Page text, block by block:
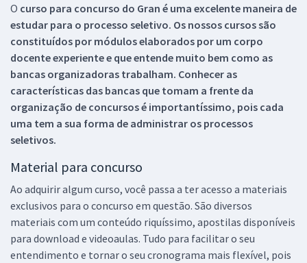
O curso para concurso do Gran é uma excelente maneira de
estudar para o processo seletivo. Os nossos cursos são
constituídos por módulos elaborados por um corpo
docente experiente e que entende muito bem como as
bancas organizadoras trabalham. Conhecer as
características das bancas que tomam a frente da
organização de concursos é importantíssimo, pois cada
uma tem a sua forma de administrar os processos
seletivos.
Material para concurso
Ao adquirir algum curso, você passa a ter acesso a materiais
exclusivos para o concurso em questão. São diversos
materiais com um conteúdo riquíssimo, apostilas disponíveis
para download e videoaulas. Tudo para facilitar o seu
entendimento e tornar o seu cronograma mais flexível, pois